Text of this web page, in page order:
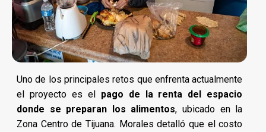
Uno de los principales retos que enfrenta actualmente
el proyecto es el pago de la renta del espacio
donde se preparan los alimentos, ubicado en la
Zona Centro de Tijuana. Morales detalló que el costo